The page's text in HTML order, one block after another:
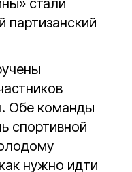
стали
партизанский
Обе команды
спортивной
нужно идти